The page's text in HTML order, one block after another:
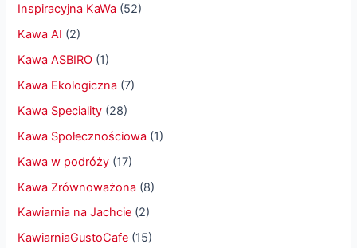
Inspiracyjna KaWa (52)
Kawa AI (2)
Kawa ASBIRO (1)
Kawa Ekologiczna (7)
Kawa Speciality (28)
Kawa Społecznościowa (1)
Kawa w podróży (17)
Kawa Zrównoważona (8)
Kawiarnia na Jachcie (2)
KawiarniaGustoCafe (15)